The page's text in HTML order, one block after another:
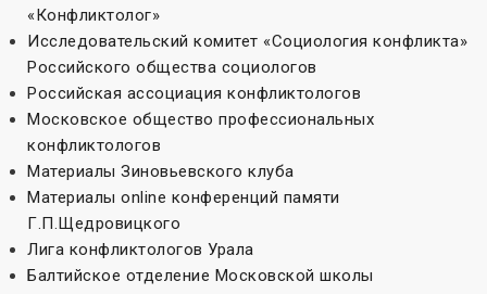
«Конфликтолог»
Исследовательский комитет «Социoлогия конфликта»
Российского общества социологов
Российская ассоциация конфликтологов
Московское общество профессиональных
конфликтологов
Материалы Зиновьевского клуба
Материалы online конференций памяти
Г.П.Щедровицкого
Лига конфликтологов Урала
Балтийское отделение Московской школы